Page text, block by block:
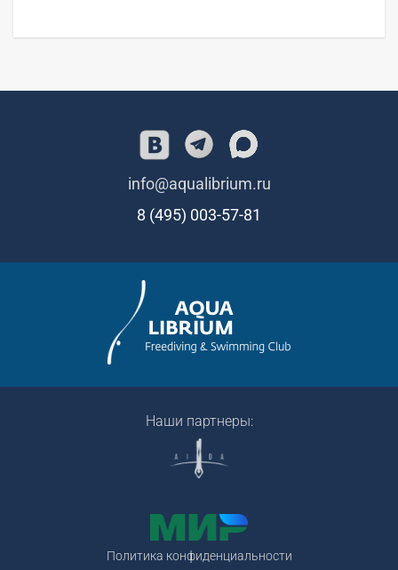
info@aqualibrium.ru
8 (495) 003-57-81
Наши партнеры:
Политика конфиденциальности